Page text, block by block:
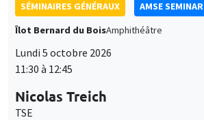
SÉMINAIRES GÉNÉRAUX
AMSE SEMINAR
Îlot Bernard du BoisAmphithéâtre
Lundi 5 octobre 2026
11:30 à 12:45
Nicolas Treich
TSE